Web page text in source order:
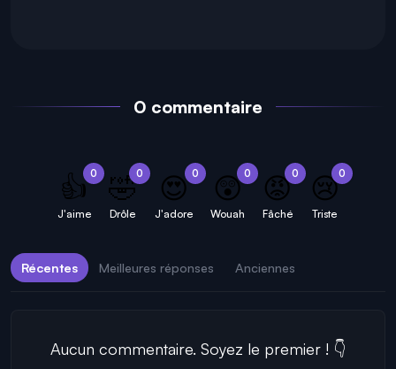
0 commentaire
0
👍
J'aime
0
🤣
Drôle
0
😍
J'adore
0
😲
Wouah
0
😡
Fâché
0
😢
Triste
Récentes Meilleures réponses Anciennes
Aucun commentaire. Soyez le premier ! 👇